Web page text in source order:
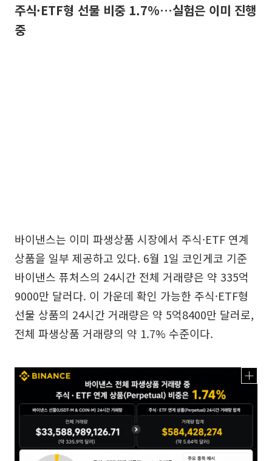
주식·ETF형 선물 비중 1.7%…실험은 이미 진행
중
바이낸스는 이미 파생상품 시장에서 주식·ETF 연계
상품을 일부 제공하고 있다. 6월 1일 코인게코 기준
바이낸스 퓨처스의 24시간 전체 거래량은 약 335억
9000만 달러다. 이 가운데 확인 가능한 주식·ETF형
선물 상품의 24시간 거래량은 약 5억8400만 달러로,
전체 파생상품 거래량의 약 1.7% 수준이다.